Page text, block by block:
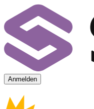
Anmelden